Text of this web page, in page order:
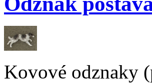
Kovové odznaky